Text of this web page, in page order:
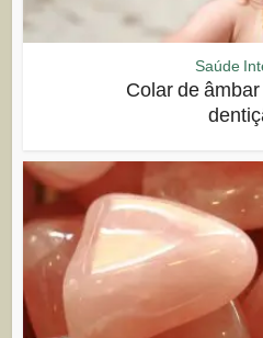
Saúde
Colar de